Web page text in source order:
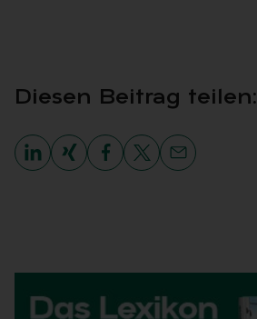
Die­sen Bei­trag tei­len: